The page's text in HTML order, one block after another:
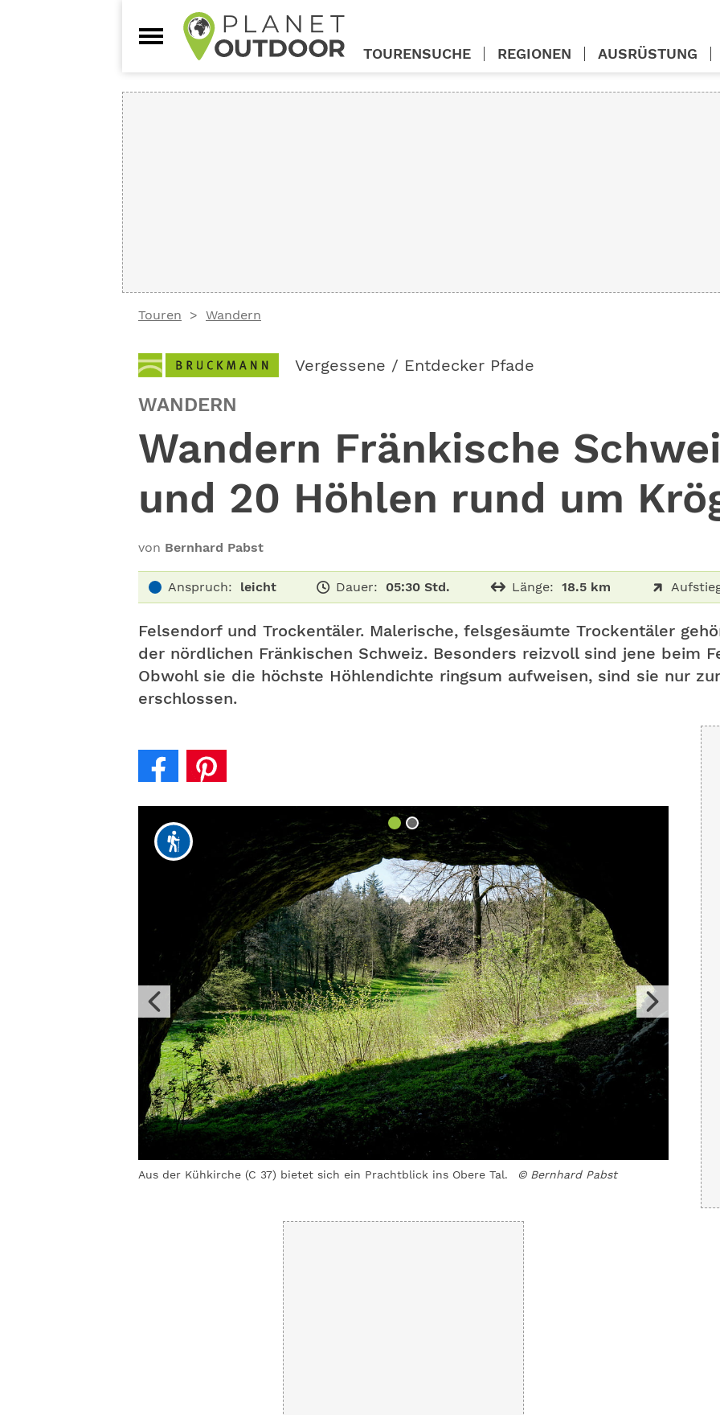
Touren Wandern
Vergessene / Entdecker Pfade
WANDERN
Wandern Fränkische
und 20 Höhlen rund um
von Bernhard Pabst
Anspruch: leicht Dauer: 05:30 Std. Länge: 18.5 km
Felsendorf und Trockentäler. Malerische, felsgesäumte Trockentäler
der nördlichen Fränkischen Schweiz. Besonders reizvoll sind jene beim
Obwohl sie die höchste Höhlendichte ringsum aufweisen, sind sie nur
erschlossen.
Aus der Kühkirche (C 37) bietet sich ein Prachtblick ins Obere Tal. © Bernhard Pabst
Die
TOURENSUCHE REGIONEN AUSRÜSTUNG